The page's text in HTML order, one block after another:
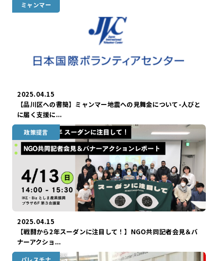
ミャンマー
2025.04.15
【品川区への書簡】ミャンマー地震への見舞金について-人びと
に届く支援に...
スーダン
政策提言
2025.04.15
【戦闘から2年スーダンに注目して！】NGO共同記者会見＆バ
ナーアクショ...
ガザ
パレスチナ